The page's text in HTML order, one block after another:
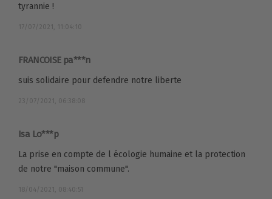
tyrannie !
17/07/2021, 11:04:10
FRANCOISE pa***n
suis solidaire pour defendre notre liberte
23/07/2021, 06:38:08
Isa Lo***p
La prise en compte de l écologie humaine et la protection
de notre "maison commune".
18/04/2021, 08:40:51